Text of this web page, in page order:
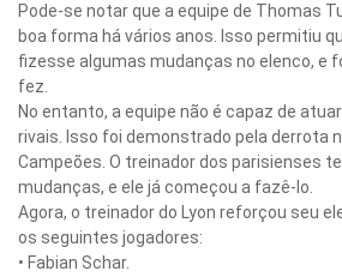
Pode-se notar que a equipe de Thomas
boa forma há vários anos. Isso permitiu
fizesse algumas mudanças no elenco, e
fez.
No entanto, a equipe não é capaz de
rivais. Isso foi demonstrado pela derrota
Campeões. O treinador dos parisienses
mudanças, e ele já começou a fazê-lo.
Agora, o treinador do Lyon reforçou seu
os seguintes jogadores:
• Fabian Schar.